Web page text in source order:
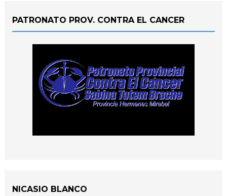
PATRONATO PROV. CONTRA EL CANCER
NICASIO BLANCO